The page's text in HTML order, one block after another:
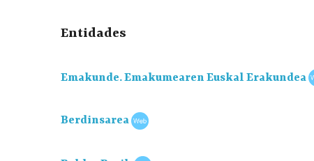
Entidades
Emakunde. Emakumearen Euskal Erakundea
Berdinsarea